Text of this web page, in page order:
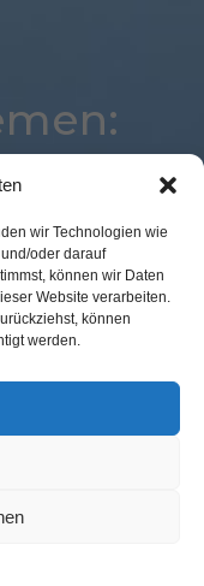
wir Technologien wie
oder darauf
können wir Daten
Website verarbeiten.
können
werden.
Voice
Studie
Loyalty